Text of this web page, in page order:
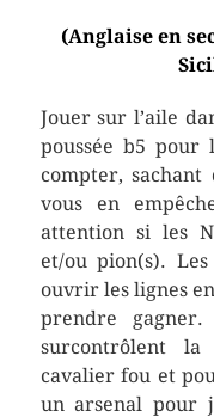
(Anglaise en
Jouer sur l’aile
poussée b5
compter,
vous en
attention si les
et/ou pion(s).
ouvrir les lignes
prendre
surcontrôlent
cavalier fou et
un arsenal pour